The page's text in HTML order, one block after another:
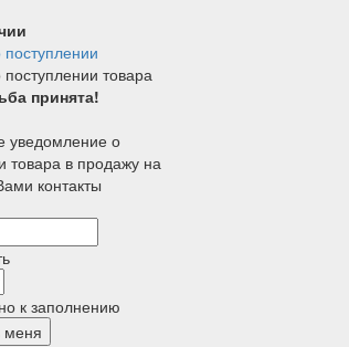
товара
принята!
уведомление о
товара в продажу на
контакты
к заполнению